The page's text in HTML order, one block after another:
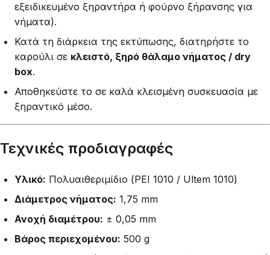
εξειδικευμένο ξηραντήρα ή φούρνο ξήρανσης για
νήματα).
Κατά τη διάρκεια της εκτύπωσης, διατηρήστε το
καρούλι σε κλειστό, ξηρό θάλαμο νήματος / dry
box.
Αποθηκεύστε το σε καλά κλεισμένη συσκευασία με
ξηραντικό μέσο.
Τεχνικές προδιαγραφές
Υλικό: Πολυαιθεριμίδιο (PEI 1010 / Ultem 1010)
Διάμετρος νήματος: 1,75 mm
Ανοχή διαμέτρου: ± 0,05 mm
Βάρος περιεχομένου: 500 g